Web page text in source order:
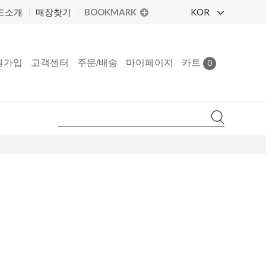
소개 매장찾기 BOOKMARK KOR
가입 고객센터 주문/배송 마이페이지 카트 0